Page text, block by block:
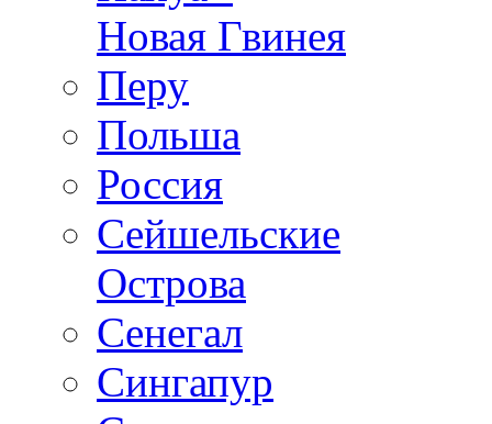
Новая Гвинея
Перу
Польша
Россия
Сейшельские
Острова
Сенегал
Сингапур